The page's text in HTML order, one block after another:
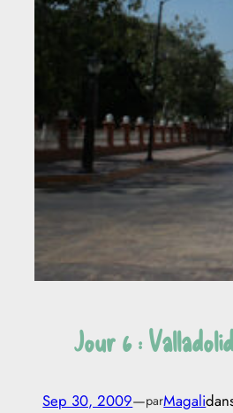
Jour 6 :
Sep 30, 2009—parMagali